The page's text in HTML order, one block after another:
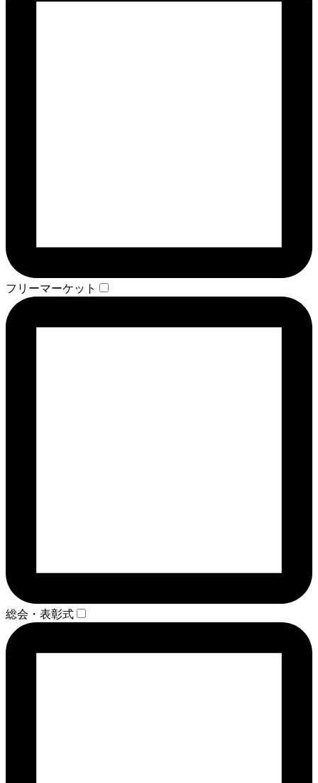
フリーマーケット
総会・表彰式